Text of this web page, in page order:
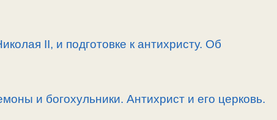
II, и подготовке к антихристу. Об
и богохульники. Антихрист и его церковь.